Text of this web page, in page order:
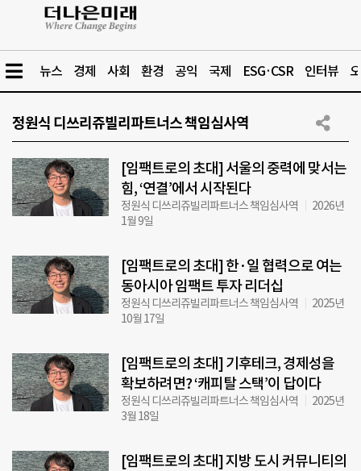
뉴스 경제 사회 환경 공익 국제 ESG·CSR 인터뷰
정원식 디쓰리쥬빌리파트너스 책임심사역
[임팩트로의 초대] 서울의 중력에 맞서는
힘, ‘연결’에서 시작된다
정원식 디쓰리쥬빌리파트너스 책임심사역
2026년
1월 9일
[임팩트로의 초대] 한·일 협력으로 여는
동아시아 임팩트 투자 리더십
정원식 디쓰리쥬빌리파트너스 책임심사역
2025년
10월 17일
[임팩트로의 초대] 기후테크, 경제성을
확보하려면? ‘캐피탈 스택’이 답이다
정원식 디쓰리쥬빌리파트너스 책임심사역
2025년
3월 18일
[임팩트로의 초대] 지방 도시 커뮤니티의